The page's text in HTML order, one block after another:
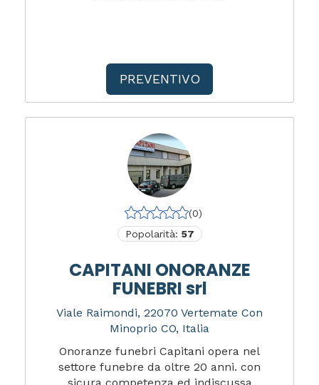
PREVENTIVO
(0)
Popolarità: 57
CAPITANI ONORANZE
FUNEBRI srl
Viale Raimondi, 22070 Vertemate Con
Minoprio CO, Italia
Onoranze funebri Capitani opera nel
settore funebre da oltre 20 anni. con